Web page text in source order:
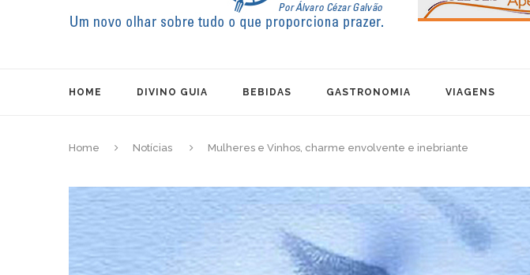
HOME DIVINO GUIA BEBIDAS GASTRONOMIA VIAGENS
Home Notícias Mulheres e Vinhos, charme envolvente e inebriante